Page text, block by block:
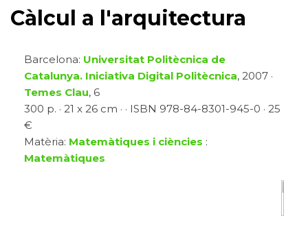
Càlcul a l'arquitectura
Barcelona: Universitat Politècnica de
Catalunya. Iniciativa Digital Politècnica, 2007 ·
Temes Clau, 6
300 p. · 21 x 26 cm · · ISBN 978-84-8301-945-0 · 25
€
Matèria: Matemàtiques i ciències :
Matemàtiques